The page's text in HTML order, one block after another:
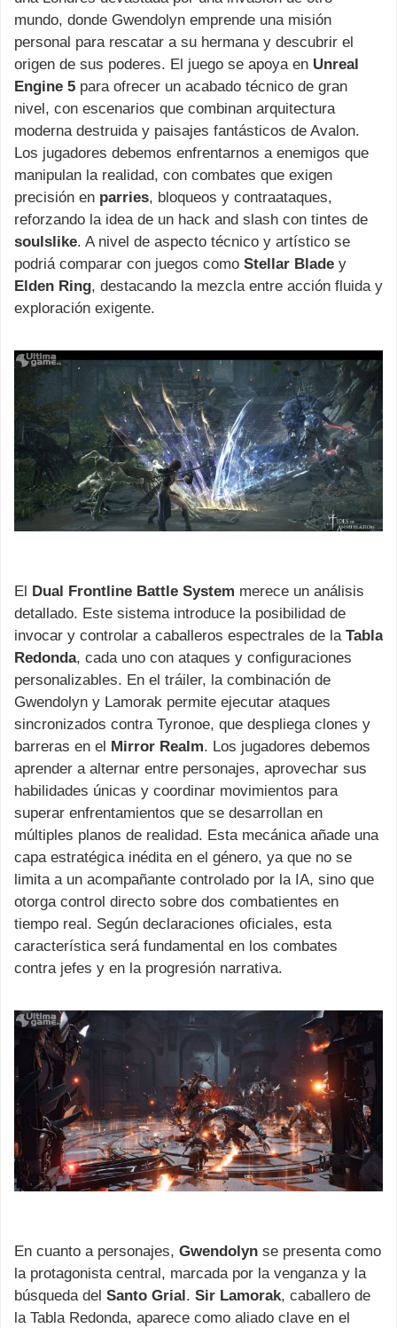
mundo, donde Gwendolyn emprende una misión
personal para rescatar a su hermana y descubrir el
origen de sus poderes. El juego se apoya en Unreal
Engine 5 para ofrecer un acabado técnico de gran
nivel, con escenarios que combinan arquitectura
moderna destruida y paisajes fantásticos de Avalon.
Los jugadores debemos enfrentarnos a enemigos que
manipulan la realidad, con combates que exigen
precisión en parries, bloqueos y contraataques,
reforzando la idea de un hack and slash con tintes de
soulslike. A nivel de aspecto técnico y artístico se
podriá comparar con juegos como Stellar Blade y
Elden Ring, destacando la mezcla entre acción fluida y
exploración exigente.
El Dual Frontline Battle System merece un análisis
detallado. Este sistema introduce la posibilidad de
invocar y controlar a caballeros espectrales de la Tabla
Redonda, cada uno con ataques y configuraciones
personalizables. En el tráiler, la combinación de
Gwendolyn y Lamorak permite ejecutar ataques
sincronizados contra Tyronoe, que despliega clones y
barreras en el Mirror Realm. Los jugadores debemos
aprender a alternar entre personajes, aprovechar sus
habilidades únicas y coordinar movimientos para
superar enfrentamientos que se desarrollan en
múltiples planos de realidad. Esta mecánica añade una
capa estratégica inédita en el género, ya que no se
limita a un acompañante controlado por la IA, sino que
otorga control directo sobre dos combatientes en
tiempo real. Según declaraciones oficiales, esta
característica será fundamental en los combates
contra jefes y en la progresión narrativa.
En cuanto a personajes, Gwendolyn se presenta como
la protagonista central, marcada por la venganza y la
búsqueda del Santo Grial. Sir Lamorak, caballero de
la Tabla Redonda, aparece como aliado clave en el